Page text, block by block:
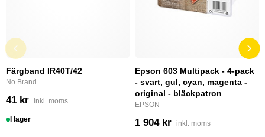
Färgband IR40T/42
No Brand
41 kr inkl. moms
I lager
Epson 603 Multipack - 4-pack
- svart, gul, cyan, magenta -
original - bläckpatron
EPSON
1 904 kr inkl. moms